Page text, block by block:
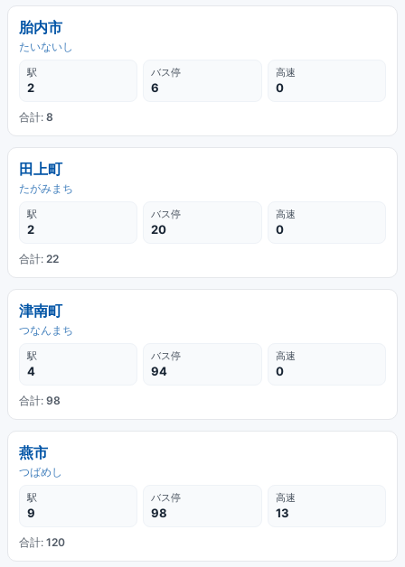
胎内市
たいないし
駅
2
バス停
6
高速
0
合計: 8
田上町
たがみまち
駅
2
バス停
20
高速
0
合計: 22
津南町
つなんまち
駅
4
バス停
94
高速
0
合計: 98
燕市
つばめし
駅
9
バス停
98
高速
13
合計: 120